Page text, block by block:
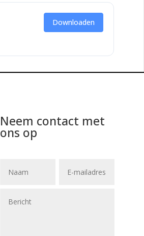
Downloaden
Neem contact met
ons op